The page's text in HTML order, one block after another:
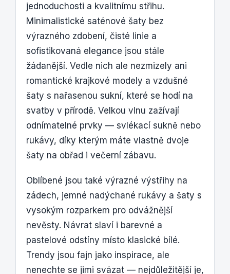
jednoduchosti a kvalitnímu střihu.
Minimalistické saténové šaty bez
výrazného zdobení, čisté linie a
sofistikovaná elegance jsou stále
žádanější. Vedle nich ale nezmizely ani
romantické krajkové modely a vzdušné
šaty s nařasenou sukní, které se hodí na
svatby v přírodě. Velkou vlnu zažívají
odnímatelné prvky — svlékací sukně nebo
rukávy, díky kterým máte vlastně dvoje
šaty na obřad i večerní zábavu.
Oblíbené jsou také výrazné výstřihy na
zádech, jemné nadýchané rukávy a šaty s
vysokým rozparkem pro odvážnější
nevěsty. Návrat slaví i barevné a
pastelové odstíny místo klasické bílé.
Trendy jsou fajn jako inspirace, ale
nenechte se jimi svázat — nejdůležitější je,